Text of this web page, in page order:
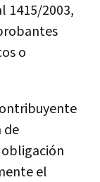
1415/2003,
o
de
el